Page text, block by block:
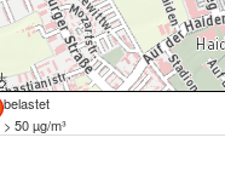
belastet
> 50 µg/m³